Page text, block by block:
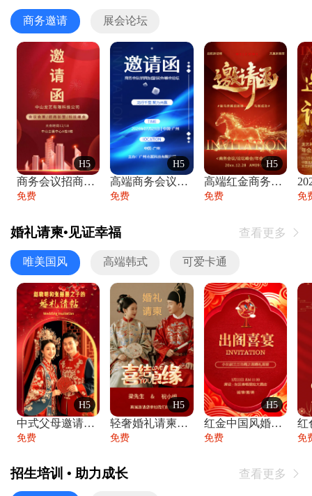
商务邀请 展会论坛
H5
商务会议招商展会科技峰会邀请函年会邀请
免费
H5
高端商务会议招商加盟展会峰会论坛邀请函
免费
H5
高端红金商务会议年会年终盛典答谢邀请函
免费 免
婚礼请柬•见证幸福 查看更多 
唯美国风 高端韩式 可爱卡通
H5
中式父母邀请函婚礼结婚请柬请贴父母邀请方
免费
H5
轻奢婚礼请柬婚礼邀请函结婚照请帖
免费
H5
红金中国风婚礼请柬出阁喜宴嫁女请帖出阁宴
免费 免
招生培训 • 助力成长 查看更多 